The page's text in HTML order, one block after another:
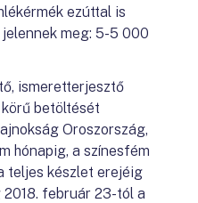
ezúttal is
meg: 5-5 000
ismeretterjesztő
betöltését
Oroszország,
hónapig, a színesfém
teljes készlet erejéig
február 23-tól a